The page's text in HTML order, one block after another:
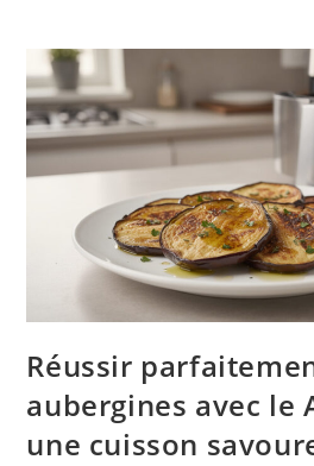
Réussir
aubergines avec le
une cuisson